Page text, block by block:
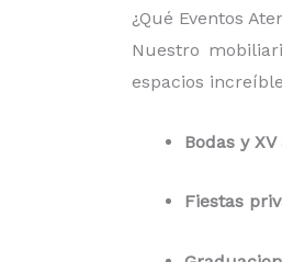
¿Qué Eventos
Nuestro
espacios
Bodas y XV
Fiestas